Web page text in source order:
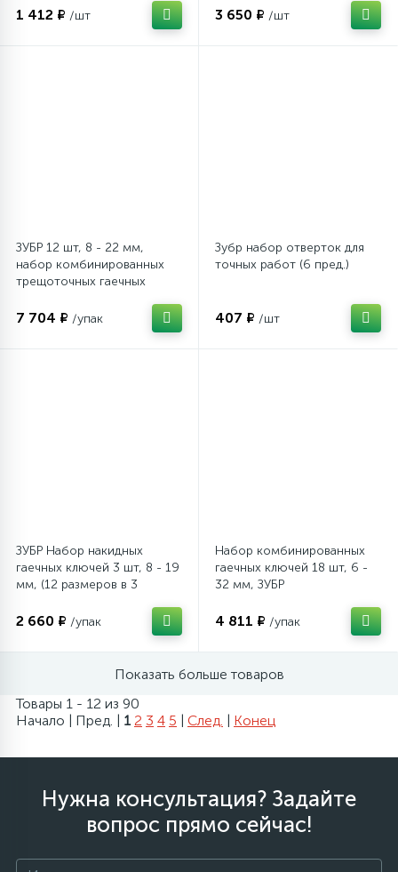
1 412 ₽ /шт 3 650 ₽ /шт
ЗУБР 12 шт, 8 - 22 мм,
набор комбинированных
трещоточных гаечных
(27075-H12)
7 704 ₽ /упак
Зубр набор отверток для
точных работ (6 пред.)
407 ₽ /шт
ЗУБР Набор накидных
гаечных ключей 3 шт, 8 - 19
мм, (12 размеров в 3
2 660 ₽ /упак
Набор комбинированных
гаечных ключей 18 шт, 6 -
32 мм, ЗУБР
4 811 ₽ /упак
Показать больше товаров
Товары 1 - 12 из 90
Начало | Пред. | 1 2 3 4 5 | След. | Конец
Нужна консультация? Задайте
вопрос прямо сейчас!